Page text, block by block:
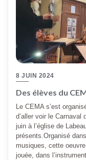
8 JUIN 2024
Des élèves du
Le CEMA s’est
d’aller voir le
juin à l’église de
présents.Organisé
musiques, cette
jouée, dans